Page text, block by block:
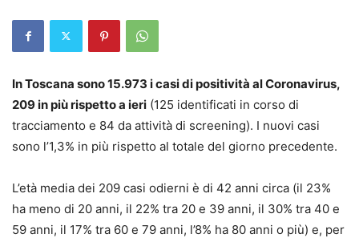
In Toscana sono 15.973 i casi di positività al Coronavirus,
209 in più rispetto a ieri (125 identificati in corso di
tracciamento e 84 da attività di screening). I nuovi casi
sono l’1,3% in più rispetto al totale del giorno precedente.
L’età media dei 209 casi odierni è di 42 anni circa (il 23%
ha meno di 20 anni, il 22% tra 20 e 39 anni, il 30% tra 40 e
59 anni, il 17% tra 60 e 79 anni, l’8% ha 80 anni o più) e, per